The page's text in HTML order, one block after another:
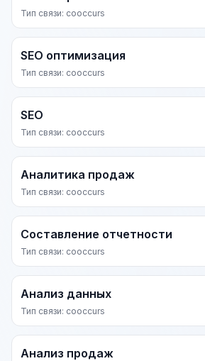
Тип связи: cooccurs
SEO оптимизация
Тип связи: cooccurs
SEO
Тип связи: cooccurs
Аналитика продаж
Тип связи: cooccurs
Составление отчетности
Тип связи: cooccurs
Анализ данных
Тип связи: cooccurs
Анализ продаж